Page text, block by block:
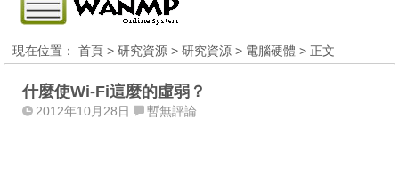
現在位置：首頁 >研究資源 >研究資源 > 電腦硬體 > 正文
什麼使Wi-Fi這麼的虛弱？
2012年10月28日 暫無評論